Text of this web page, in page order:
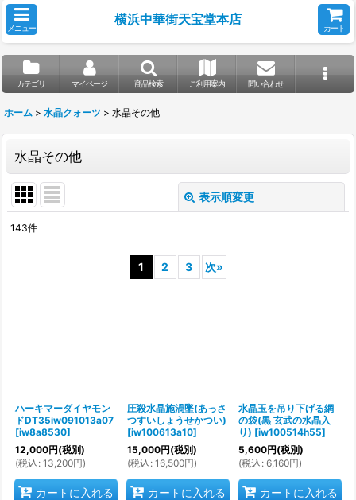
メニュー
横浜中華街天宝堂本店
カート
カテゴリ マイページ 商品検索 ご利用案内 問い合わせ
ホーム > 水晶クォーツ > 水晶その他
水晶その他
表示順変更
143件
1 2 3 次»
ハーキマーダイヤモン
ドDT35iw091013a07
[iw8a8530]
12,000円(税別)
(税込 : 13,200円)
カートに入れる
圧殺水晶施渦墜(あっさ
つすいしょうせかつい)
[iw100613a10]
15,000円(税別)
(税込 : 16,500円)
カートに入れる
水晶玉を吊り下げる網
の袋(黒 玄武の水晶入
り) [iw100514h55]
5,600円(税別)
(税込 : 6,160円)
カートに入れる